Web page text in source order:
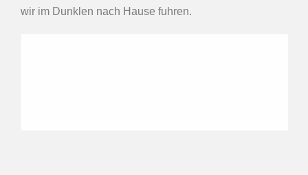
wir im Dunklen nach Hause fuhren.